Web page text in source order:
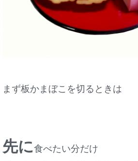
まず板かまぼこを切るときは
先に食べたい分だけ